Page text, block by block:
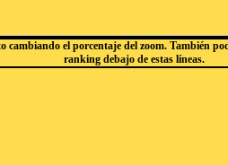
cambiando el porcentaje del zoom. También
ranking debajo de estas líneas.